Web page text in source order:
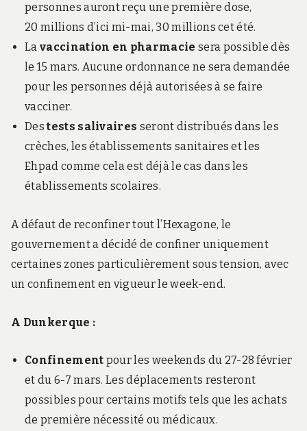
personnes auront reçu une première dose,
20 millions d’ici mi-mai, 30 millions cet été.
La vaccination en pharmacie sera possible dès
le 15 mars. Aucune ordonnance ne sera demandée
pour les personnes déjà autorisées à se faire
vacciner.
Destests salivaires seront distribués dans les
crèches, les établissements sanitaires et les
Ehpad comme cela est déjà le cas dans les
établissements scolaires.
A défaut de reconfiner tout l’Hexagone, le
gouvernement a décidé de confiner uniquement
certaines zones particulièrement sous tension, avec
un confinement en vigueur le week-end.
A Dunkerque :
Confinement pour les weekends du 27-28 février
et du 6-7 mars. Les déplacements resteront
possibles pour certains motifs tels que les achats
de première nécessité ou médicaux.